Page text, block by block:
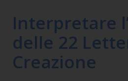
Interpretare
delle 22
Creazione